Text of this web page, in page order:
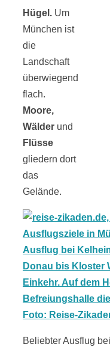
Hügel. Um
München ist
die
Landschaft
überwiegend
flach.
Moore,
Wälder und
Flüsse
gliedern dort
das
Gelände.
Beliebter Ausflug